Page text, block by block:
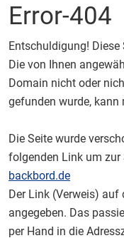
Error-404
Entschuldigung!
Die von Ihnen
Domain nicht oder
gefunden wurde, kann
Die Seite wurde
folgenden Link um zur
backbord.de
Der Link (Verweis) auf
angegeben. Das
per Hand in die